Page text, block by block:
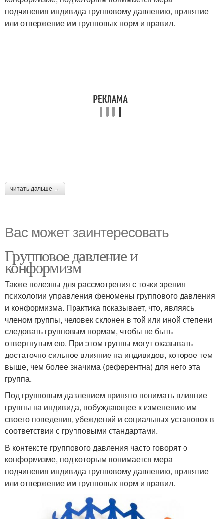
подчинения индивида групповому давлению, принятие
или отвержение им групповых норм и правил.
читать дальше →
Вас может заинтересовать
Групповое давление и
конформизм
Также полезны для рассмотрения с точки зрения
психологии управления феномены группового давления
и конформизма. Практика показывает, что, являясь
членом группы, человек склонен в той или иной степени
следовать групповым нормам, чтобы не быть
отвергнутым ею. При этом группы могут оказывать
достаточно сильное влияние на индивидов, которое тем
выше, чем более значима (референтна) для него эта
группа.
Под групповым давлением принято понимать влияние
группы на индивида, побуждающее к изменению им
своего поведения, убеждений и социальных установок в
соответствии с групповыми стандартами.
В контексте группового давления часто говорят о
конформизме, под которым понимается мера
подчинения индивида групповому давлению, принятие
или отвержение им групповых норм и правил.